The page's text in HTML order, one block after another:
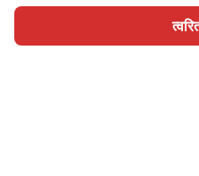
होम श्रेणी